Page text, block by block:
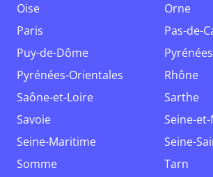
Oise
Orne
Paris
Pas-de-
Puy-de-Dôme
Pyrénées-Orientales
Rhône
Saône-et-Loire
Sarthe
Savoie
Seine-
Seine-Maritime
Seine-
Somme
Tarn